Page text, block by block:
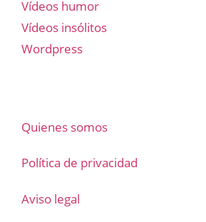
Vídeos humor
Vídeos insólitos
Wordpress
Quienes somos
Política de privacidad
Aviso legal